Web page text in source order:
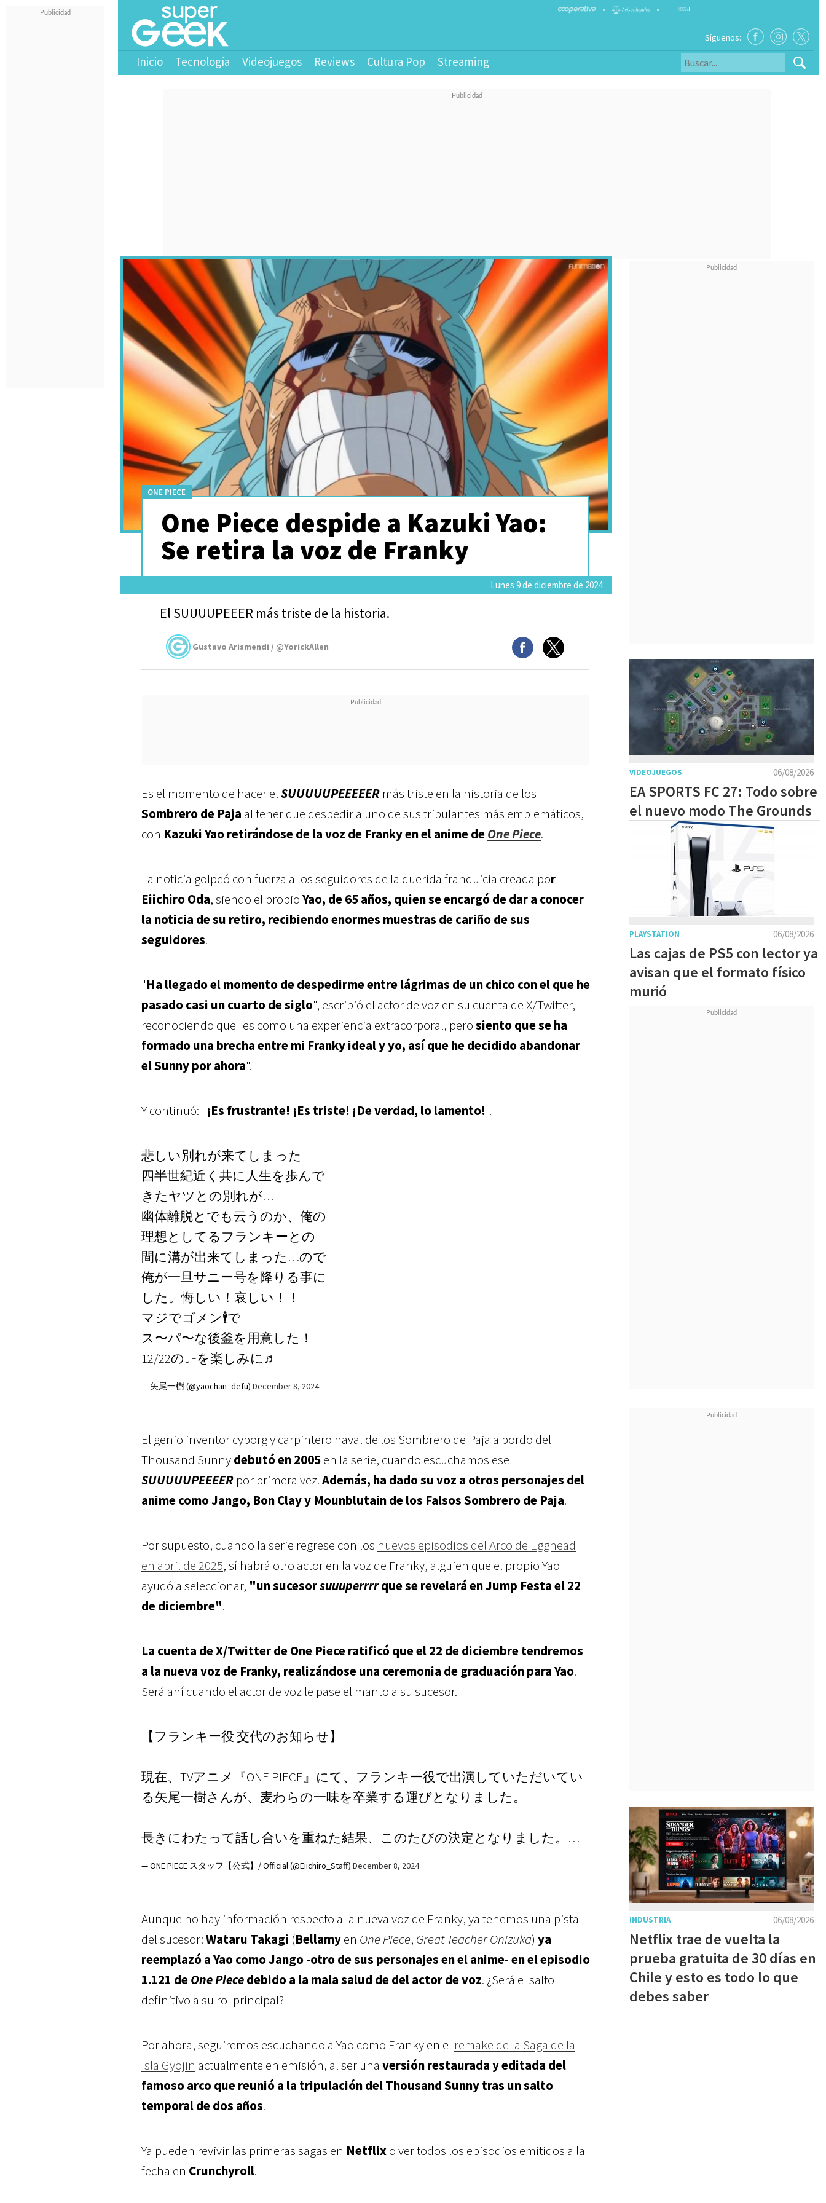
• •
Síguenos:
Inicio Tecnología Videojuegos Reviews Cultura Pop Streaming
ONE PIECE
One Piece despide a Kazuki Yao:
Se retira la voz de Franky
Lunes 9 de diciembre de 2024
El SUUUUPEEER más triste de la historia.
Gustavo Arismendi / @YorickAllen
Es el momento de hacer elSUUUUUPEEEEER más triste en la historia de los
Sombrero de Paja al tener que despedir a uno de sus tripulantes más emblemáticos,
con Kazuki Yao retirándose de la voz de Franky en el anime deOne Piece.
La noticia golpeó con fuerza a los seguidores de la querida franquicia creada por
Eiichiro Oda, siendo el propioYao, de 65 años, quien se encargó de dar a conocer
la noticia de su retiro, recibiendo enormes muestras de cariño de sus
seguidores.
"Ha llegado el momento de despedirme entre lágrimas de un chico con el que he
pasado casi un cuarto de siglo", escribió el actor de voz en su cuenta de X/Twitter,
reconociendo que "es como una experiencia extracorporal, perosiento que se ha
formado una brecha entre mi Franky ideal y yo, así que he decidido abandonar
el Sunny por ahora".
Y continuó: "¡Es frustrante! ¡Es triste! ¡De verdad, lo lamento!".
悲しい別れが来てしまった
四半世紀近く共に人生を歩んで
きたヤツとの別れが…
幽体離脱とでも云うのか、俺の
理想としてるフランキーとの
間に溝が出来てしまった…ので
俺が一旦サニー号を降りる事に
した。悔しい！哀しい！！
マジでゴメン🕴️で
ス〜パ〜な後釜を用意した！
12/22のJFを楽しみに♬
— 矢尾一樹 (@yaochan_defu) December 8, 2024
El genio inventor cyborg y carpintero naval de los Sombrero de Paja a bordo del
Thousand Sunnydebutó en 2005en la serie, cuando escuchamos ese
SUUUUUPEEEER por primera vez.Además, ha dado su voz a otros personajes del
anime como Jango, Bon Clay y Mounblutain de los Falsos Sombrero de Paja.
Por supuesto, cuando la serie regrese con los nuevos episodios del Arco de Egghead
en abril de 2025, sí habrá otro actor en la voz de Franky, alguien que el propio Yao
ayudó a seleccionar, "un sucesorsuuuperrrrque se revelará en Jump Festa el 22
de diciembre".
La cuenta de X/Twitter de One Piece ratificó que el 22 de diciembre tendremos
a la nueva voz de Franky, realizándose una ceremonia de graduación para Yao.
Será ahí cuando el actor de voz le pase el manto a su sucesor.
【フランキー役 交代のお知らせ】
現在、TVアニメ『ONE PIECE』にて、フランキー役で出演していただいてい
る矢尾一樹さんが、麦わらの一味を卒業する運びとなりました。
長きにわたって話し合いを重ねた結果、このたびの決定となりました。…
— ONE PIECE スタッフ【公式】/ Official (@Eiichiro_Staff) December 8, 2024
Aunque no hay información respecto a la nueva voz de Franky, ya tenemos una pista
del sucesor:Wataru Takagi (Bellamyen One Piece, Great Teacher Onizuka) ya
reemplazó a Yao como Jango -otro de sus personajes en el anime- en el episodio
1.121 deOne Piecedebido a la mala salud de del actor de voz. ¿Será el salto
definitivo a su rol principal?
Por ahora, seguiremos escuchando a Yao como Franky en el remake de la Saga de la
Isla Gyojin actualmente en emisión, al ser una versión restaurada y editada del
famoso arco que reunió a la tripulación del Thousand Sunny tras un salto
temporal de dos años.
Ya pueden revivir las primeras sagas en Netflixo ver todos los episodios emitidos a la
fecha en Crunchyroll.
06/08/2026
VIDEOJUEGOS
EA SPORTS FC 27: Todo sobre
el nuevo modo The Grounds
06/08/2026
PLAYSTATION
Las cajas de PS5 con lector ya
avisan que el formato físico
murió
06/08/2026
INDUSTRIA
Netflix trae de vuelta la
prueba gratuita de 30 días en
Chile y esto es todo lo que
debes saber